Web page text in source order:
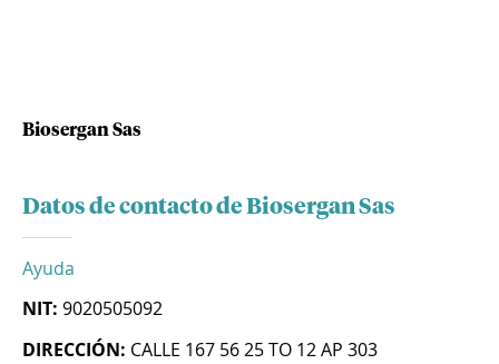
Biosergan Sas
Datos de contacto de Biosergan Sas
Ayuda
NIT: 9020505092
DIRECCIÓN: CALLE 167 56 25 TO 12 AP 303